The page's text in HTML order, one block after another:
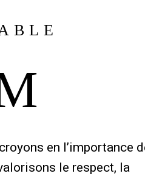
en l’importance
le respect, la